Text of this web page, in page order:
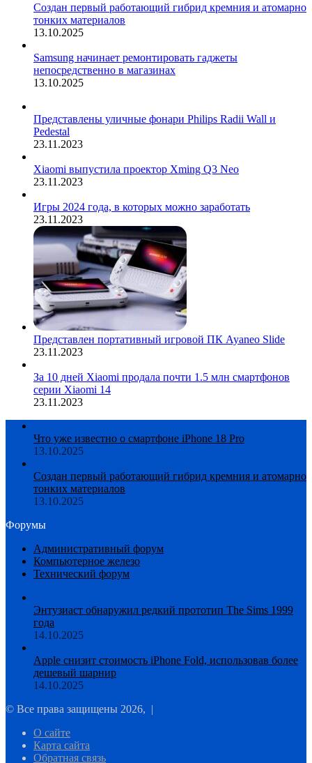
Создан первый работающий гибрид кремния и атомарно
тонких материалов
13.10.2025
Samsung начинает ремонтировать гаджеты
непосредственно в магазинах
13.10.2025
Представлены уличные фонари Philips Radii Wall и
Pedestal
23.11.2023
Xiaomi выпустила проектор Xming Q3 Neo
23.11.2023
Игры 2024 года, в которых можно заработать
23.11.2023
Представлен портативный игровой ПК Ayaneo Slide
23.11.2023
За 10 дней Xiaomi продала почти 1.5 млн смартфонов
серии Xiaomi 14
23.11.2023
Что уже известно о смартфоне iPhone 18 Pro
13.10.2025
Создан первый работающий гибрид кремния и атомарно
тонких материалов
13.10.2025
Форумы
Административный форум
Компьютерное железо
Технический форум
Энтузиаст обнаружил редкий прототип The Sims 1999
года
14.10.2025
Apple снизит стоимость iPhone Fold, использовав более
дешевый шарнир
14.10.2025
© Все права защищены 2026, |
О сайте
Карта сайта
Обратная связь